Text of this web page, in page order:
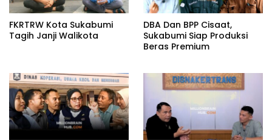
FKRTRW Kota Sukabumi
Tagih Janji Walikota
DBA Dan BPP Cisaat,
Sukabumi Siap Produksi
Beras Premium